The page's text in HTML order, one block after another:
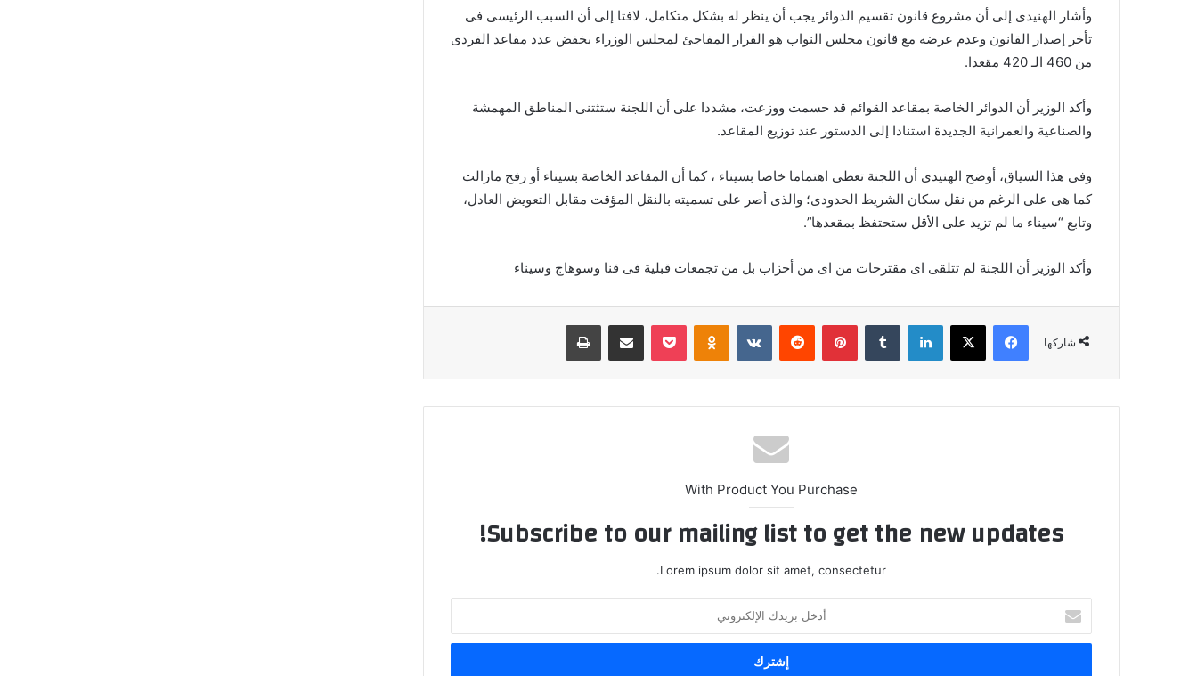
وأشار الهنيدى إلى أن مشروع قانون تقسيم الدوائر يجب أن ينظر له بشكل متكامل، لافتا إلى أن السبب الرئيسى فى
تأخر إصدار القانون وعدم عرضه مع قانون مجلس النواب هو القرار المفاجئ لمجلس الوزراء بخفض عدد مقاعد الفردى
من 460 الـ 420 مقعدا.
وأكد الوزير أن الدوائر الخاصة بمقاعد القوائم قد حسمت ووزعت، مشددا على أن اللجنة ستثتنى المناطق المهمشة
والصناعية والعمرانية الجديدة استنادا إلى الدستور عند توزيع المقاعد.
وفى هذا السياق، أوضح الهنيدى أن اللجنة تعطى اهتماما خاصا بسيناء ، كما أن المقاعد الخاصة بسيناء أو رفح مازالت
كما هى على الرغم من نقل سكان الشريط الحدودى؛ والذى أصر على تسميته بالنقل المؤقت مقابل التعويض العادل،
وتابع “سيناء ما لم تزيد على اﻷقل ستحتفظ بمقعدها”.
وأكد الوزير أن اللجنة لم تتلقى اى مقترحات من اى من أحزاب بل من تجمعات قبلية فى قنا وسوهاج وسيناء
شاركها
فيسبوك ‫X لينكدإن بينتيريست Odnoklassniki
‫Pocket مشاركة عبر البريد طباعة
With Product You Purchase
Subscribe to our mailing list to get the new updates!
Lorem ipsum dolor sit amet, consectetur.
بريدك
الإلكتروني